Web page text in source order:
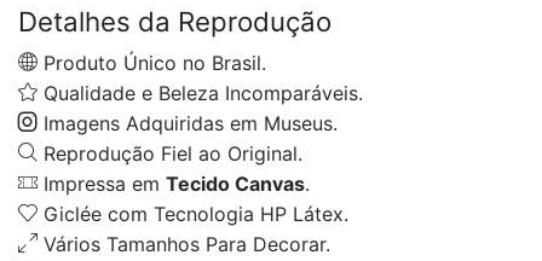
Detalhes da Reprodução
Produto Único no Brasil.
Qualidade e Beleza Incomparáveis.
Imagens Adquiridas em Museus.
Reprodução Fiel ao Original.
Impressa em Tecido Canvas.
Giclée com Tecnologia HP Látex.
Vários Tamanhos Para Decorar.